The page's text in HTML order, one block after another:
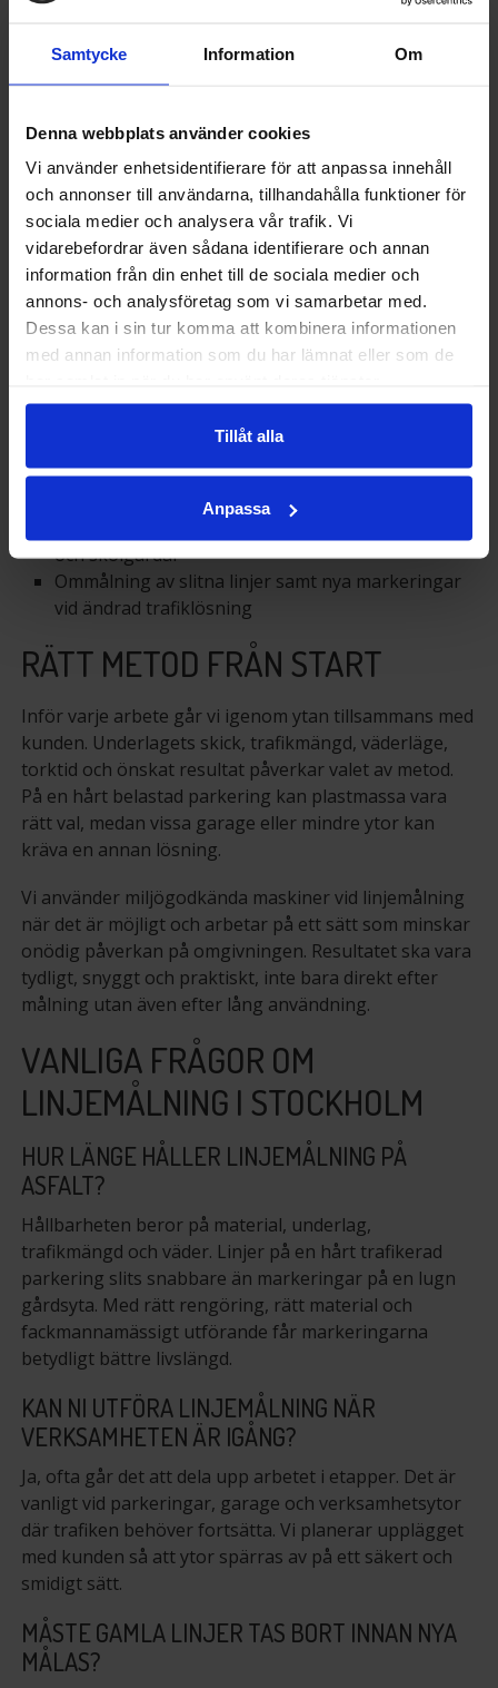
Samtycke Information Om
Denna webbplats använder cookies
Vi använder enhetsidentifierare för att anpassa innehåll
och annonser till användarna, tillhandahålla funktioner för
sociala medier och analysera vår trafik. Vi
vidarebefordrar även sådana identifierare och annan
information från din enhet till de sociala medier och
annons- och analysföretag som vi samarbetar med.
Dessa kan i sin tur komma att kombinera informationen
med annan information som du har lämnat eller som de
Tillåt alla
Anpassa
kontrastmarkeringar minska risken för olyckor. Vi
att arbetet utförs på ett säkert sätt, både för kundens
verksamhet och för våra målare.
DET HÄR KAN VI HJÄLPA TILL
MED
Varje uppdrag ser lite olika ut, men målet är alltid
detsamma: tydliga markeringar som håller över tid och
fungerar i vardagen. Vi hjälper gärna till redan när
ytan ska planeras, men kan också måla om befintliga
linjer när de blivit slitna eller svåra att se.
Vägmarkeringar, pilar, stopplinjer och gångstråk
Markering av parkeringsrutor, laddplatser och
tillgänglighetsplatser
och skolgårdar
Ommålning av slitna linjer samt nya markeringar
vid ändrad trafiklösning
RÄTT METOD FRÅN START
Inför varje arbete går vi igenom ytan tillsammans med
kunden. Underlagets skick, trafikmängd, väderläge,
torktid och önskat resultat påverkar valet av metod.
På en hårt belastad parkering kan plastmassa vara
rätt val, medan vissa garage eller mindre ytor kan
kräva en annan lösning.
Vi använder miljögodkända maskiner vid linjemålning
när det är möjligt och arbetar på ett sätt som minskar
onödig påverkan på omgivningen. Resultatet ska vara
tydligt, snyggt och praktiskt, inte bara direkt efter
målning utan även efter lång användning.
VANLIGA FRÅGOR OM
LINJEMÅLNING I STOCKHOLM
HUR LÄNGE HÅLLER LINJEMÅLNING PÅ
ASFALT?
Hållbarheten beror på material, underlag,
trafikmängd och väder. Linjer på en hårt trafikerad
parkering slits snabbare än markeringar på en lugn
gårdsyta. Med rätt rengöring, rätt material och
fackmannamässigt utförande får markeringarna
betydligt bättre livslängd.
KAN NI UTFÖRA LINJEMÅLNING NÄR
VERKSAMHETEN ÄR IGÅNG?
Ja, ofta går det att dela upp arbetet i etapper. Det är
vanligt vid parkeringar, garage och verksamhetsytor
där trafiken behöver fortsätta. Vi planerar upplägget
med kunden så att ytor spärras av på ett säkert och
smidigt sätt.
MÅSTE GAMLA LINJER TAS BORT INNAN NYA
MÅLAS?